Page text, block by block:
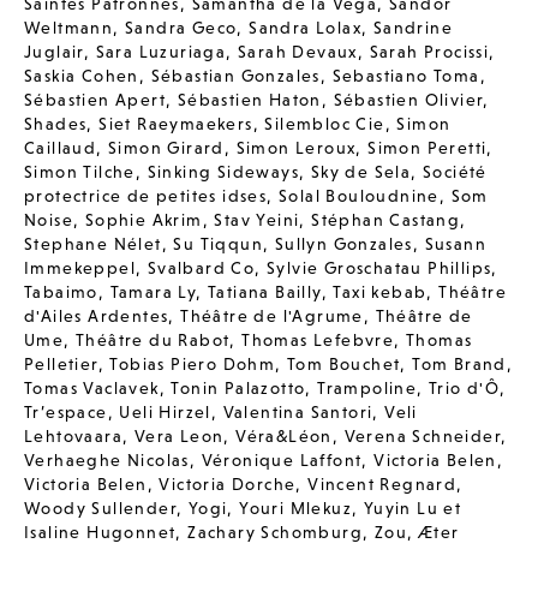
Weltmann,Sandra Geco,Sandra Lolax, Sandrine
Juglair, Sara Luzuriaga,Sarah Devaux, Sarah Procissi,
Saskia Cohen , Sébastian Gonzales, Sebastiano Toma ,
Sébastien Apert, Sébastien Haton , Sébastien Olivier,
Shades,Siet Raeymaekers,Silembloc Cie,Simon
Caillaud,Simon Girard , Simon Leroux,Simon Peretti,
Simon Tilche, Sinking Sideways, Sky de Sela,Société
protectrice de petites idses,Solal Bouloudnine, Som
Noise, Sophie Akrim ,Stav Yeini,Stéphan Castang,
Stephane Nélet,Su Tiqqun, Sullyn Gonzales, Susann
Immekeppel, Svalbard Co,Sylvie Groschatau Phillips,
Tabaimo, Tamara Ly,Tatiana Bailly,Taxi kebab,Théâtre
d'Ailes Ardentes,Théâtre de l'Agrume, Théâtre de
Ume,Théâtre du Rabot,Thomas Lefebvre,Thomas
Pelletier,Tobias Piero Dohm,Tom Bouchet,Tom Brand ,
Tomas Vaclavek,Tonin Palazotto,Trampoline,Trio d'Ô,
Tr’espace, Ueli Hirzel, Valentina Santori,Veli
Lehtovaara, Vera Leon,Véra&Léon , Verena Schneider,
Verhaeghe Nicolas, Véronique Laffont,Victoria Belen ,
Victoria Belen ,Victoria Dorche,Vincent Regnard,
Woody Sullender, Yogi,Youri Mlekuz, Yuyin Lu et
Isaline Hugonnet,Zachary Schomburg, Zou, Æter